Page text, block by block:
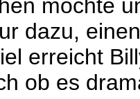
möchte
dazu,
erreicht
ob es